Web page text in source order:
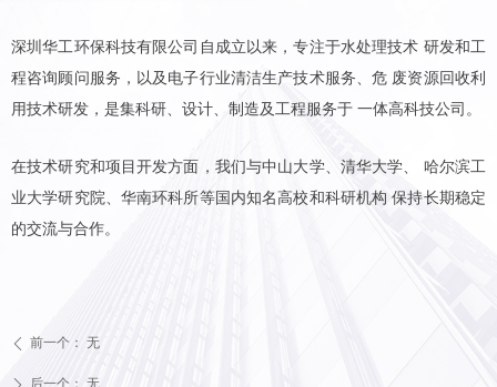
ꄴ 前一个： 无
后一个： 无
深圳华工环保科技有限公司自成立以来，专注于水处理技术 研发和工
程咨询顾问服务，以及电子行业清洁生产技术服务、危 废资源回收利
用技术研发，是集科研、设计、制造及工程服务于 一体高科技公司。
在技术研究和项目开发方面，我们与中山大学、清华大学、 哈尔滨工
业大学研究院、华南环科所等国内知名高校和科研机构 保持长期稳定
的交流与合作。